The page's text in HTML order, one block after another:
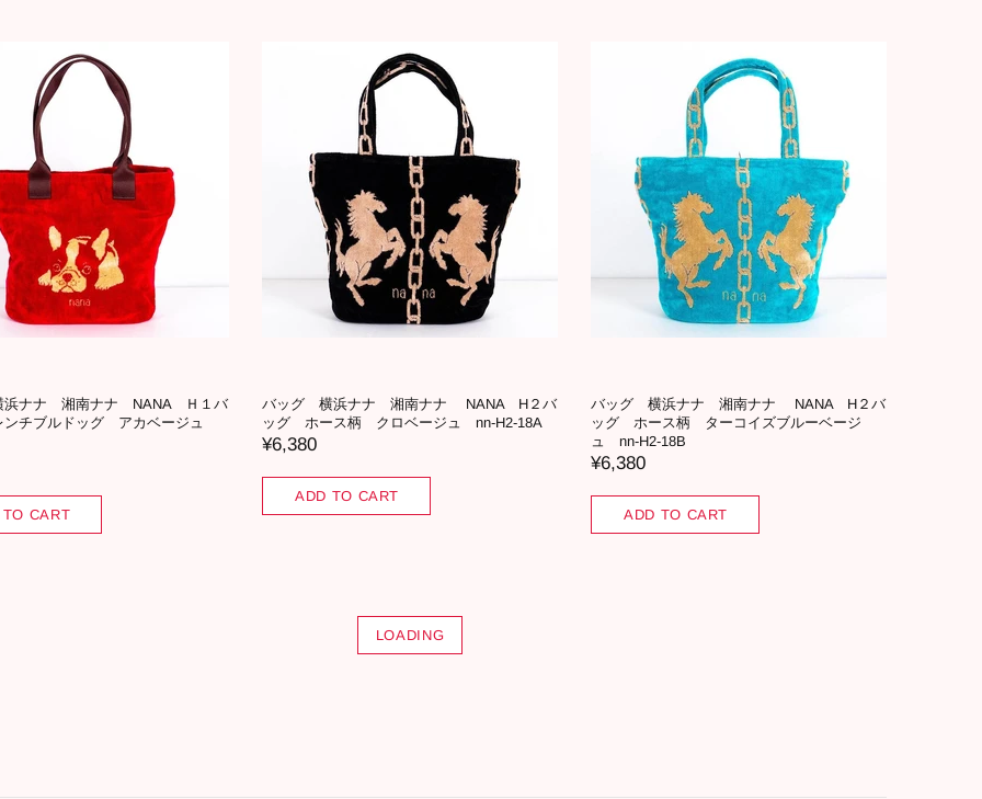
ナナ 湘南ナナ NANA Ｈ１バ
チブルドッグ アカベージュ
CART
バッグ 横浜ナナ 湘南ナナ NANA H２バ
ッグ ホース柄 クロベージュ nn-H2-18A
¥6,380
ADD TO CART
バッグ 横浜ナナ 湘南ナナ NANA H２バ
ッグ ホース柄 ターコイズブルーベージ
ュ nn-H2-18B
¥6,380
ADD TO CART
LOADING